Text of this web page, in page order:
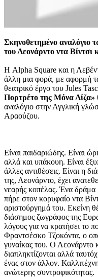
Σκηνοθετημένο αναλόγιο
του Λεονάρντο ντα Βίντσι
Η Alpha Square και η
άλλη μια φορά, με αφορμή
θεατρικό έργο του Jules
Πορτρέτο της Μόνα Λίζα»
αναλόγιο στην Αγγλική
Αραούζου.
Είναι παιδαριώδης. Είναι
αλλά και υπάκουη. Είναι
άλλες αντιθέσεις. Είναι η
της, Λεονάρντο, έχει
νεαρής κοπέλας. Ένα
πήρε στον κορυφαίο ντα
αριστούργημά του. Εκείνη
διάσημος ζωγράφος της
λόγους για να κρατήσει το
Φραντσέσκο Τζοκόντα, ο
γυναίκας του. Ο Λεονάρντο
διαπληκτίζονται αλλά
ένας στον άλλον.
ανώτερης συντροφικότητας.